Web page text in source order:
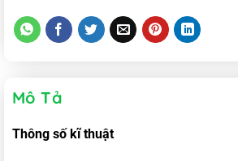
Mô Tả
Thông số kĩ thuật